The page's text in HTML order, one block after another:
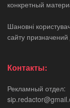
конкретный
Шановні
сайту призначений
Контакты:
Рекламный отдел: